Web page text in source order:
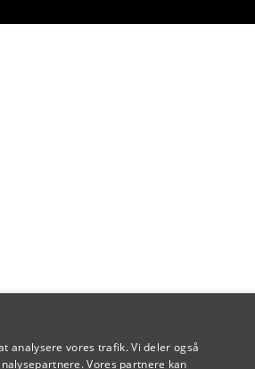
analysere vores trafik. Vi deler også
Vores partnere kan